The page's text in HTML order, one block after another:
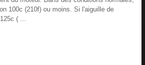
100c (210f) ou moins. Si l'aiguille de
( ...